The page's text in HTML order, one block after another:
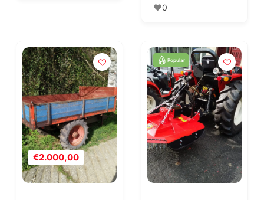
0
€2.000,00
Popular